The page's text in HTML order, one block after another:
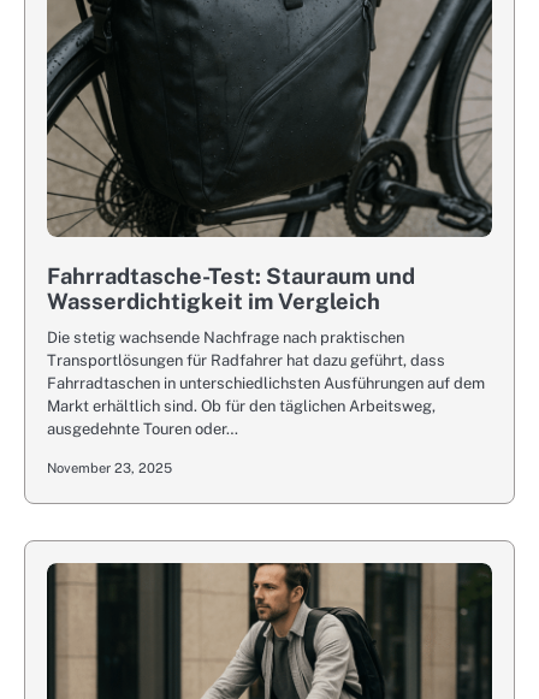
Fahrradtasche-Test: Stauraum und
Wasserdichtigkeit im Vergleich
Die stetig wachsende Nachfrage nach praktischen
Transportlösungen für Radfahrer hat dazu geführt, dass
Fahrradtaschen in unterschiedlichsten Ausführungen auf dem
Markt erhältlich sind. Ob für den täglichen Arbeitsweg,
ausgedehnte Touren oder…
November 23, 2025